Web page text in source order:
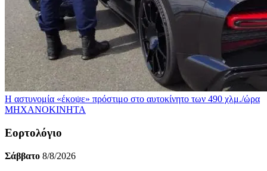
Η αστυνομία «έκοψε» πρόστιμο στο αυτοκίνητο των 490 χλμ./ώρα
ΜΗΧΑΝΟΚΙΝΗΤΑ
Εορτολόγιο
Σάββατο 8/8/2026